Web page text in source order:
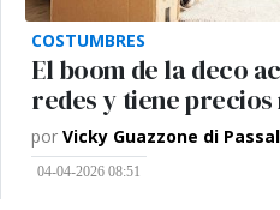
COSTUMBRES
El boom de la deco
redes y tiene
por Vicky Guazzone di
04-04-2026 08:51